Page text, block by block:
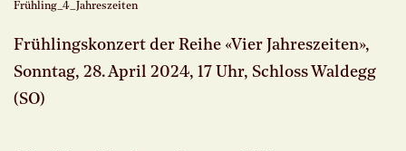
Frühling_4_Jahreszeiten
Frühlingskonzert der Reihe «Vier Jahreszeiten»,
Sonntag, 28. April 2024, 17 Uhr, Schloss Waldegg
(SO)